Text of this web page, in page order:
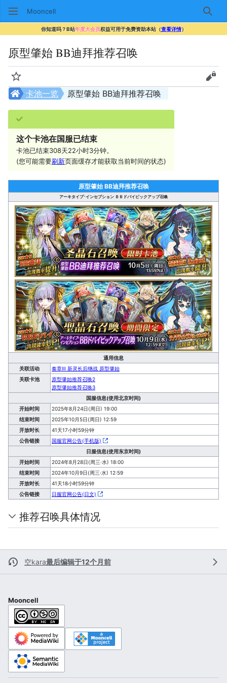
Mooncell 搜索
你知道吗？B站年度大会员权益可用于免费资助本站（查看详情）
原型肇始 BB迪拜推荐召唤
监视 查看
原型肇始 BB迪拜推荐召唤
卡池一览
这个卡池在国服已结束
卡池已结束308天22小时3分钟。
(您可能需要刷新页面缓存才能获取当前时间的状态)
原型肇始 BB迪拜推荐召唤
アーキタイプ･インセプション ＢＢドバイピックアップ召喚
通用信息
关联活动
奏章Ⅲ 新灵长后继战 原型肇始
关联卡池
原型肇始推荐召唤2
原型肇始推荐召唤3
国服信息(使用北京时间)
开始时间
2025年8月24日(周日) 19:00
结束时间
2025年10月5日(周日) 12:59
开放时长
41天17小时59分钟
公告链接
国服官网公告(手机版)
日服信息(使用东京时间)
开始时间
2024年8月28日(周三·水) 18:00
结束时间
2024年10月9日(周三·水) 12:59
开放时长
41天18小时59分钟
公告链接
日服官网公告(日文)
推荐召唤具体情况
空kara最后编辑于12个月前
Mooncell